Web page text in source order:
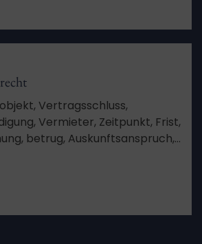
Vertragsschluss,
Vermieter, Zeitpunkt, Frist,
betrug, Auskunftsanspruch,